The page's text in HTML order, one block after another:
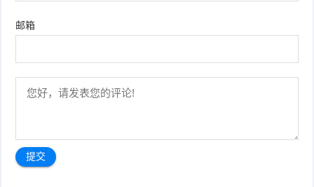
邮箱